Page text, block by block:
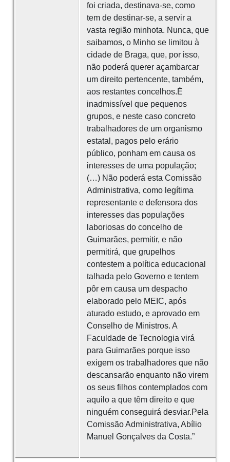
foi criada, destinava-se, como
tem de destinar-se, a servir a
vasta região minhota. Nunca, que
saibamos, o Minho se limitou à
cidade de Braga, que, por isso,
não poderá querer açambarcar
um direito pertencente, também,
aos restantes concelhos.É
inadmissível que pequenos
grupos, e neste caso concreto
trabalhadores de um organismo
estatal, pagos pelo erário
público, ponham em causa os
interesses de uma população;
(…) Não poderá esta Comissão
Administrativa, como legítima
representante e defensora dos
interesses das populações
laboriosas do concelho de
Guimarães, permitir, e não
permitirá, que grupelhos
contestem a política educacional
talhada pelo Governo e tentem
pôr em causa um despacho
elaborado pelo MEIC, após
aturado estudo, e aprovado em
Conselho de Ministros. A
Faculdade de Tecnologia virá
para Guimarães porque isso
exigem os trabalhadores que não
descansarão enquanto não virem
os seus filhos contemplados com
aquilo a que têm direito e que
ninguém conseguirá desviar.Pela
Comissão Administrativa, Abílio
Manuel Gonçalves da Costa.”